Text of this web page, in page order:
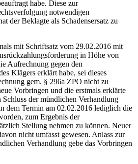
habe. Diese zur
notwendigen
der Beklagte als Schadensersatz zu
mit Schriftsatz vom 29.02.2016 mit
in Höhe von
Aufrechnung gegen den
Klägers erklärt habe, sei dieses
gem. § 296a ZPO nicht zu
Vorbringen und die erstmals erklärte
der mündlichen Verhandlung
dem Termin am 02.02.2016 lediglich die
zum Ergebnis der
Stellung nehmen zu können. Neuer
nicht umfasst gewesen. Anlass zur
Verhandlung gebe das Vorbringen